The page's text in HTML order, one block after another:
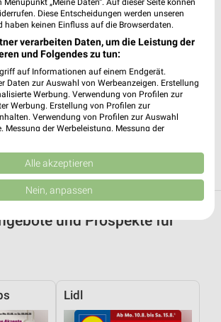
Lohne
07:00 - 21:00 Uhr | Öffnet in 17 Min.
km • Angebote: 4 Prospekte
Marken-Discount Lohne
83
Lohne
km • Angebote: 4 Prospekte
und Prospekte für
Lidl
Diese Entscheidungen werden unseren
keinen Einfluss auf die Browserdaten.
verarbeiten Daten, um die Leistung der
und Folgendes zu tun:
auf Informationen auf einem Endgerät.
Daten zur Auswahl von Werbeanzeigen. Erstellung
Werbung. Verwendung von Profilen zur
Werbung. Erstellung von Profilen zur
Verwendung von Profilen zur Auswahl
Messung der Werbeleistung. Messung der
aus verschiedenen Quellen. Entwicklung und
Verwendung reduzierter Daten zur Auswahl
der Europäischen Union weitergegeben und in die
(1 IAB-Anbieter)
folgende Zwecke:
Zugriff auf Informationen
Alle akzeptieren
Nein, anpassen